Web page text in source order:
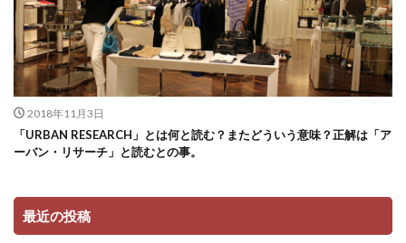
2018年11月3日
「URBAN RESEARCH」とは何と読む？またどういう意味？正解は「ア
ーバン・リサーチ」と読むとの事。
最近の投稿